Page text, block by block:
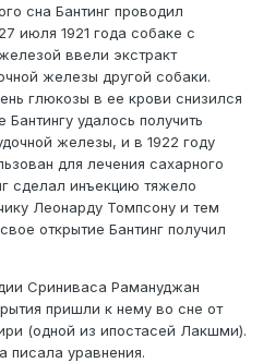
сна Бантинг проводил
июля 1921 года собаке с
ввели экстракт
железы другой собаки.
глюкозы в ее крови снизился
удалось получить
железы, и в 1922 году
для лечения сахарного
сделал инъекцию тяжело
Леонарду Томпсону и тем
открытие Бантинг получил
Сриниваса Рамануджан
пришли к нему во сне от
(одной из ипостасей Лакшми).
писала уравнения.